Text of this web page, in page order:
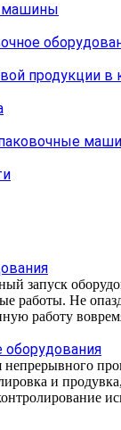
машины
продукции в
запуск
работы. Не
работу
непрерывного
и